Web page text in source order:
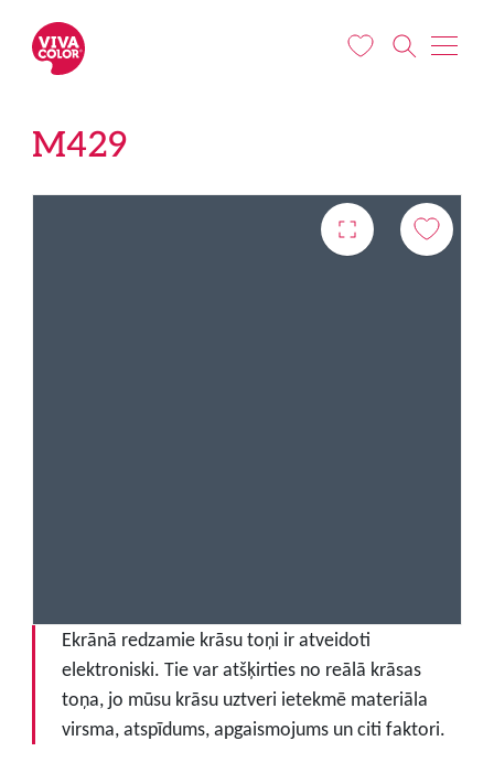
M429
Ekrānā redzamie krāsu toņi ir atveidoti
elektroniski. Tie var atšķirties no reālā krāsas
toņa, jo mūsu krāsu uztveri ietekmē materiāla
virsma, atspīdums, apgaismojums un citi faktori.